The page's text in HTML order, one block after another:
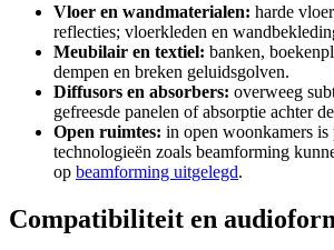
Vloer en wandmaterialen: harde
reflecties; vloerkleden en
Meubilair en textiel: banken,
dempen en breken geluidsgolven.
Diffusors en absorbers: overweeg
gefreesde panelen of absorptie achter
Open ruimtes: in open woonkamers is
technologieën zoals beamforming
op beamforming uitgelegd.
Compatibiliteit en